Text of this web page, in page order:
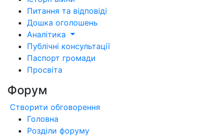
Питання та відповіді
Дошка оголошень
Аналітика
Публічні консультації
Паспорт громади
Просвіта
Форум
Створити обговорення
Головна
Розділи форуму